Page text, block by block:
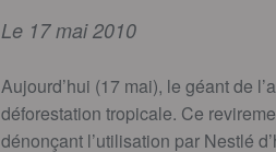
Le 17 mai 2010
Aujourd’hui (17 mai), le géant de
déforestation tropicale. Ce
dénonçant l’utilisation par Nestlé